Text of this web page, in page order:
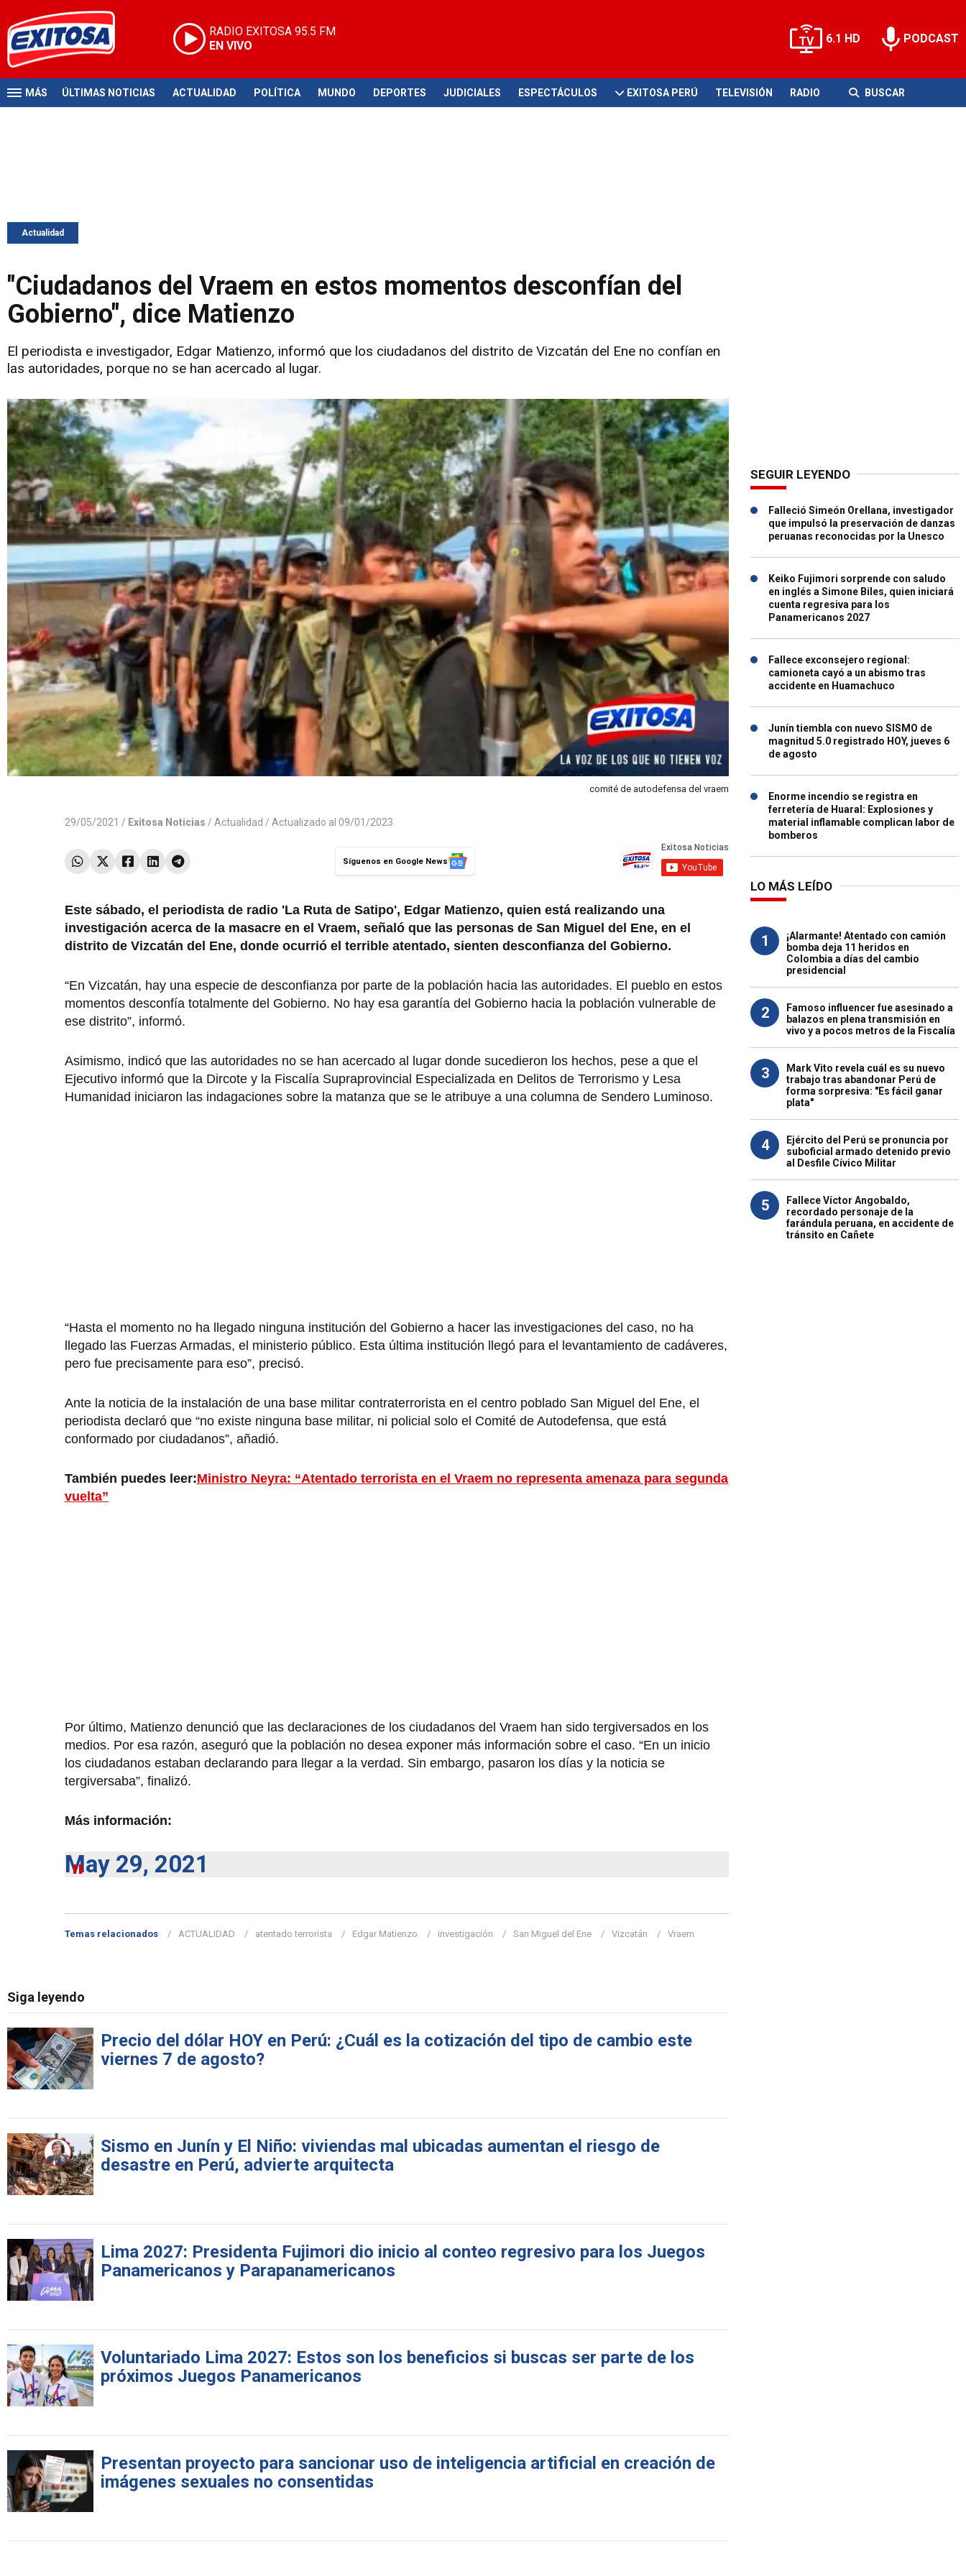
RADIO EXITOSA 95.5 FM
EN VIVO
6.1 HD PODCAST
MÁS ÚLTIMAS NOTICIAS ACTUALIDAD POLÍTICA MUNDO DEPORTES JUDICIALES ESPECTÁCULOS EXITOSA PERÚ TELEVISIÓN RADIO BUSCAR
Actualidad
"Ciudadanos del Vraem en estos momentos desconfían del
Gobierno", dice Matienzo
El periodista e investigador, Edgar Matienzo, informó que los ciudadanos del distrito de Vizcatán del Ene no confían en
las autoridades, porque no se han acercado al lugar.
comité de autodefensa del vraem
29/05/2021 / Exitosa Noticias / Actualidad / Actualizado al 09/01/2023
Síguenos en Google News
Este sábado, el periodista de radio 'La Ruta de Satipo', Edgar Matienzo, quien está realizando una
investigación acerca de la masacre en el Vraem, señaló que las personas de San Miguel del Ene, en el
distrito de Vizcatán del Ene, donde ocurrió el terrible atentado, sienten desconfianza del Gobierno.
“En Vizcatán, hay una especie de desconfianza por parte de la población hacia las autoridades. El pueblo en estos
momentos desconfía totalmente del Gobierno. No hay esa garantía del Gobierno hacia la población vulnerable de
ese distrito”, informó.
Asimismo, indicó que las autoridades no se han acercado al lugar donde sucedieron los hechos, pese a que el
Ejecutivo informó que la Dircote y la Fiscalía Supraprovincial Especializada en Delitos de Terrorismo y Lesa
Humanidad iniciaron las indagaciones sobre la matanza que se le atribuye a una columna de Sendero Luminoso.
“Hasta el momento no ha llegado ninguna institución del Gobierno a hacer las investigaciones del caso, no ha
llegado las Fuerzas Armadas, el ministerio público. Esta última institución llegó para el levantamiento de cadáveres,
pero fue precisamente para eso”, precisó.
Ante la noticia de la instalación de una base militar contraterrorista en el centro poblado San Miguel del Ene, el
periodista declaró que “no existe ninguna base militar, ni policial solo el Comité de Autodefensa, que está
conformado por ciudadanos”, añadió.
También puedes leer:Ministro Neyra: “Atentado terrorista en el Vraem no representa amenaza para segunda
vuelta”
Por último, Matienzo denunció que las declaraciones de los ciudadanos del Vraem han sido tergiversados en los
medios. Por esa razón, aseguró que la población no desea exponer más información sobre el caso. “En un inicio
los ciudadanos estaban declarando para llegar a la verdad. Sin embargo, pasaron los días y la noticia se
tergiversaba”, finalizó.
Más información:
May 29, 2021
Temas relacionados ACTUALIDAD atentado terrorista Edgar Matienzo investigación San Miguel del Ene Vizcatán Vraem
Siga leyendo
Precio del dólar HOY en Perú: ¿Cuál es la cotización del tipo de cambio este
viernes 7 de agosto?
Sismo en Junín y El Niño: viviendas mal ubicadas aumentan el riesgo de
desastre en Perú, advierte arquitecta
Lima 2027: Presidenta Fujimori dio inicio al conteo regresivo para los Juegos
Panamericanos y Parapanamericanos
Voluntariado Lima 2027: Estos son los beneficios si buscas ser parte de los
próximos Juegos Panamericanos
Presentan proyecto para sancionar uso de inteligencia artificial en creación de
imágenes sexuales no consentidas
SEGUIR LEYENDO
Falleció Simeón Orellana, investigador
que impulsó la preservación de danzas
peruanas reconocidas por la Unesco
Keiko Fujimori sorprende con saludo
en inglés a Simone Biles, quien iniciará
cuenta regresiva para los
Panamericanos 2027
Fallece exconsejero regional:
camioneta cayó a un abismo tras
accidente en Huamachuco
Junín tiembla con nuevo SISMO de
magnitud 5.0 registrado HOY, jueves 6
de agosto
Enorme incendio se registra en
ferretería de Huaral: Explosiones y
material inflamable complican labor de
bomberos
LO MÁS LEÍDO
1
¡Alarmante! Atentado con camión
bomba deja 11 heridos en
Colombia a días del cambio
presidencial
2
Famoso influencer fue asesinado a
balazos en plena transmisión en
vivo y a pocos metros de la Fiscalía
3
Mark Vito revela cuál es su nuevo
trabajo tras abandonar Perú de
forma sorpresiva: "Es fácil ganar
plata"
4
Ejército del Perú se pronuncia por
suboficial armado detenido previo
al Desfile Cívico Militar
5
Fallece Víctor Angobaldo,
recordado personaje de la
farándula peruana, en accidente de
tránsito en Cañete